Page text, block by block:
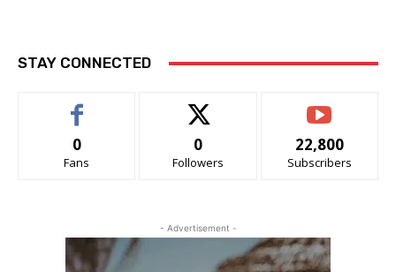
STAY CONNECTED
0
Fans
0
Followers
22,800
Subscribers
- Advertisement -